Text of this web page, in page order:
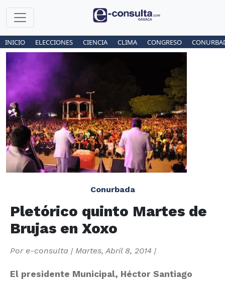
INICIO ELECCIONES CIENCIA CLIMA CONGRESO
Conurbada
Pletórico quinto Martes de
Brujas en Xoxo
Por e-consulta | Martes, Abril 8, 2014 |
El presidente Municipal, Héctor Santiago